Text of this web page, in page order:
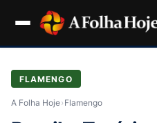
FLAMENGO
A Folha Hoje› Flamengo